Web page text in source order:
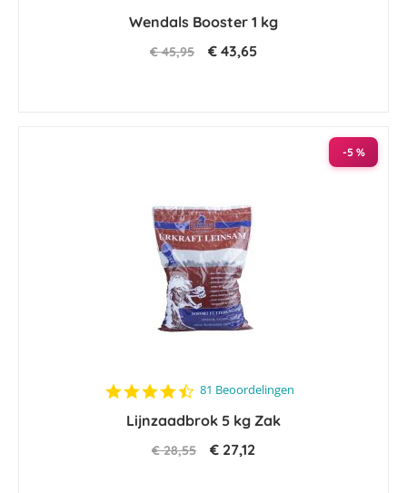
rating
Wendals Booster 1 kg
€ 45,95 € 43,65
-5 %
4.4
rating
81 Beoordelingen
Lijnzaadbrok 5 kg Zak
€ 28,55 € 27,12